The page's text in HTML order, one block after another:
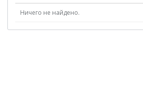
Ничего не найдено.